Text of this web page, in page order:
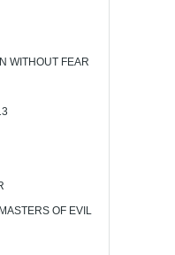
WITHOUT FEAR
OF EVIL